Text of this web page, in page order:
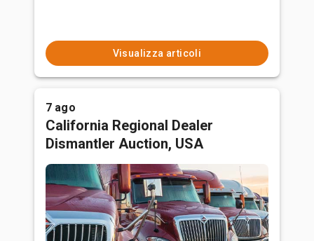
Visualizza articoli
7 ago
California Regional Dealer
Dismantler Auction, USA